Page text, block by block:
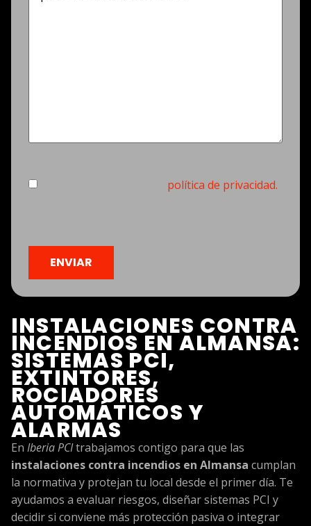
INSTALACIONES CONTRA
INCENDIOS EN ALMANSA:
SISTEMAS PCI,
EXTINTORES,
ROCIADORES
AUTOMÁTICOS Y
ALARMAS
En Iberia PCItrabajamos contigo para que las
instalaciones contra incendios en Almansa cumplan
la normativa y protejan tu local desde el primer día. Te
ayudamos a evaluar riesgos, diseñar sistemas PCI y
decidir si conviene más protección pasiva o integrar
Consentimiento (Obligatorio)política de privacidad.